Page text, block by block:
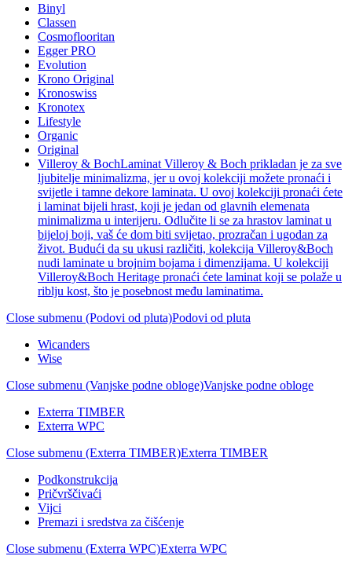
Binyl
Classen
Cosmoflooritan
Egger PRO
Evolution
Krono Original
Kronoswiss
Kronotex
Lifestyle
Organic
Original
Villeroy & BochLaminat Villeroy & Boch prikladan je za sve
ljubitelje minimalizma, jer u ovoj kolekciji možete pronaći i
svijetle i tamne dekore laminata. U ovoj kolekciji pronaći ćete
i laminat bijeli hrast, koji je jedan od glavnih elemenata
minimalizma u interijeru. Odlučite li se za hrastov laminat u
bijeloj boji, vaš će dom biti svijetao, prozračan i ugodan za
život. Budući da su ukusi različiti, kolekcija Villeroy&Boch
nudi laminate u brojnim bojama i dimenzijama. U kolekciji
Villeroy&Boch Heritage pronaći ćete laminat koji se polaže u
riblju kost, što je posebnost među laminatima.
Close submenu (Podovi od pluta)Podovi od pluta
Wicanders
Wise
Close submenu (Vanjske podne obloge)Vanjske podne obloge
Exterra TIMBER
Exterra WPC
Close submenu (Exterra TIMBER)Exterra TIMBER
Podkonstrukcija
Pričvrščivaći
Vijci
Premazi i sredstva za čišćenje
Close submenu (Exterra WPC)Exterra WPC